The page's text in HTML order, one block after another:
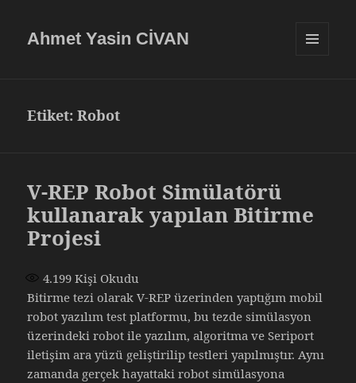
Ahmet Yasin CİVAN
Etiket:Robot
V-REP Robot Simülatörü
kullanarak yapılan Bitirme
Projesi
4.199 Kişi Okudu
Bitirme tezi olarak V-REP üzerinden yaptığım mobil
robot yazılım test platformu, bu tezde simülasyon
üzerindeki robot ile yazılım, algoritma ve Seriport
iletişim ara yüzü geliştirilip testleri yapılmıştır. Aynı
zamanda gerçek hayattaki robot simülasyona